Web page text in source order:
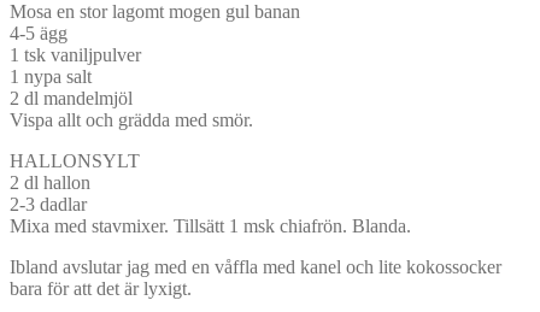
Mosa en stor lagomt mogen gul banan
4-5 ägg
1 tsk vaniljpulver
1 nypa salt
2 dl mandelmjöl
Vispa allt och grädda med smör.
HALLONSYLT
2 dl hallon
2-3 dadlar
Mixa med stavmixer. Tillsätt 1 msk chiafrön. Blanda.
Ibland avslutar jag med en våffla med kanel och lite kokossocker
bara för att det är lyxigt.